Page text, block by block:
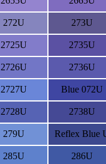
272U 273U
2725U 2735U
2726U 2736U
2727U Blue 072U
2728U 2738U
279U Reflex Blue
285U 286U